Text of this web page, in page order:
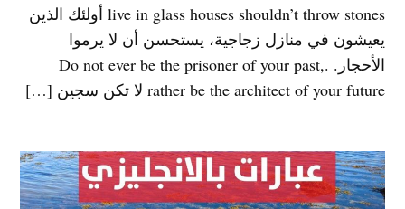
live in glass houses shouldn’t throw stones أولئك الذين
يعيشون في منازل زجاجية، يستحسن أن لا يرموا
الأحجار. .Do not ever be the prisoner of your past,
rather be the architect of your future لا تكن سجين […]